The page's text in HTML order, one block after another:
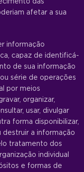
afetar a sua
informação
capaz de identificá-
de sua informação
série de operações
por meios
organizar,
usar, divulgar
forma disponibilizar,
destruir a informação
tratamento dos
individual
e formas de